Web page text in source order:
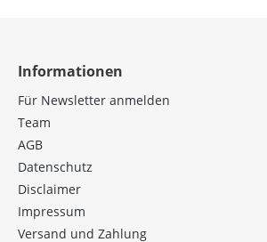
Informationen
Für Newsletter anmelden
Team
AGB
Datenschutz
Disclaimer
Impressum
Versand und Zahlung